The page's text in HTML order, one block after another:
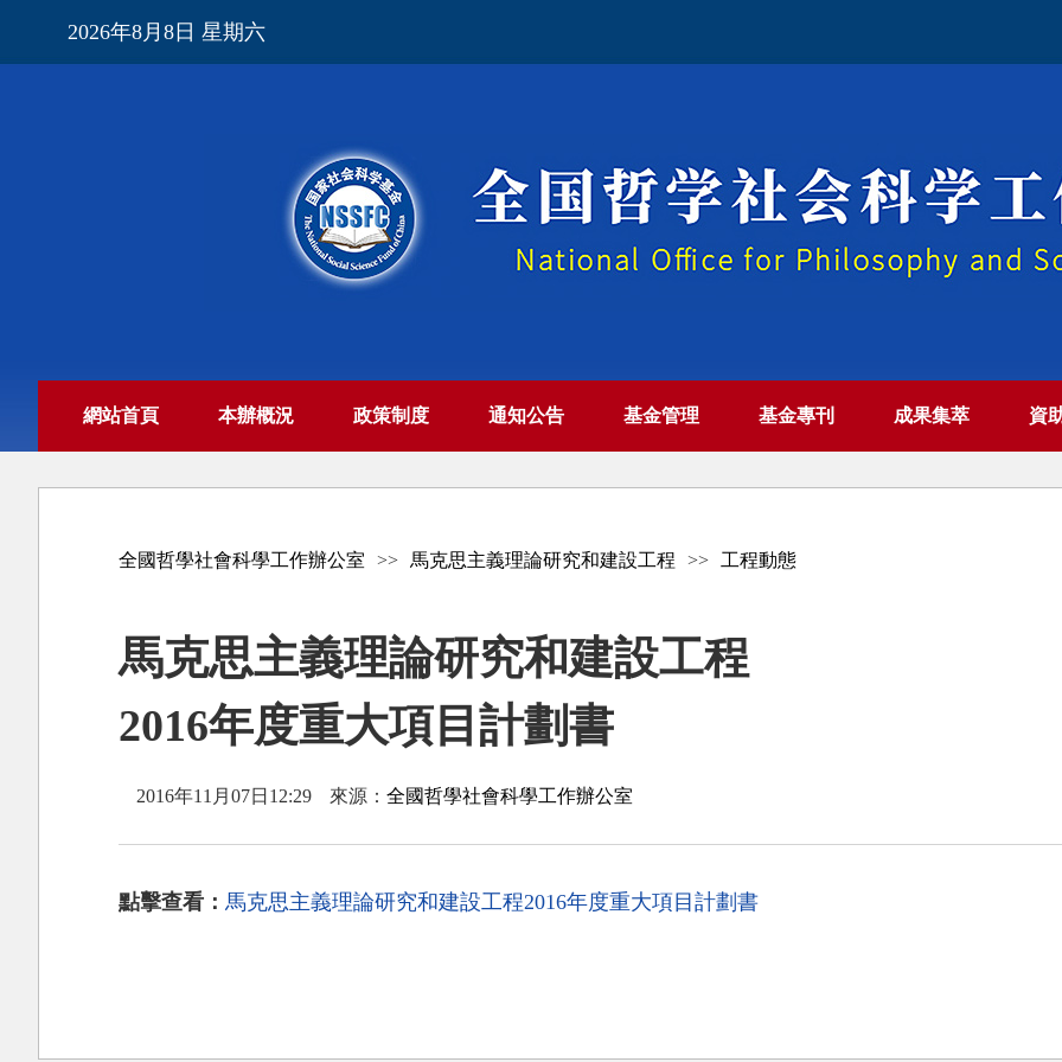
2026年8月8日 星期六
網站首頁 本辦概況 政策制度 通知公告 基金管理 基金專刊 成果集萃 資
全國哲學社會科學工作辦公室 >> 馬克思主義理論研究和建設工程 >> 工程動態
馬克思主義理論研究和建設工程
2016年度重大項目計劃書
2016年11月07日12:29 來源：全國哲學社會科學工作辦公室
點擊查看： 馬克思主義理論研究和建設工程2016年度重大項目計劃書